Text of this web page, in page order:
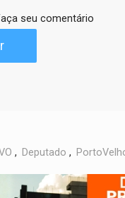
seu comentário
, Deputado ,